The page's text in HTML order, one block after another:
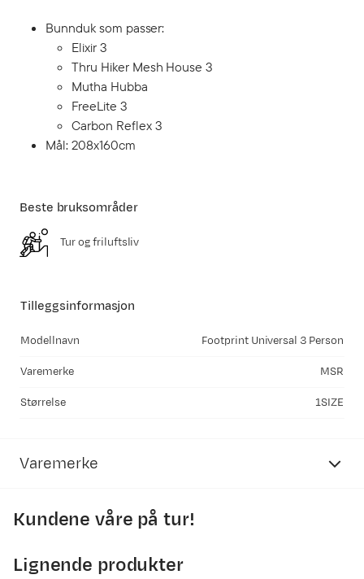
Bunnduk som passer:
Elixir 3
Thru Hiker Mesh House 3
Mutha Hubba
FreeLite 3
Carbon Reflex 3
Mål: 208x160cm
Tilleggsinformasjon
Modellnavn Footprint Universal 3 Person
Varemerke MSR
Størrelse 1SIZE
Beste bruksområder
Tur og friluftsliv
Varemerke
Kundene våre på tur!
Lignende produkter